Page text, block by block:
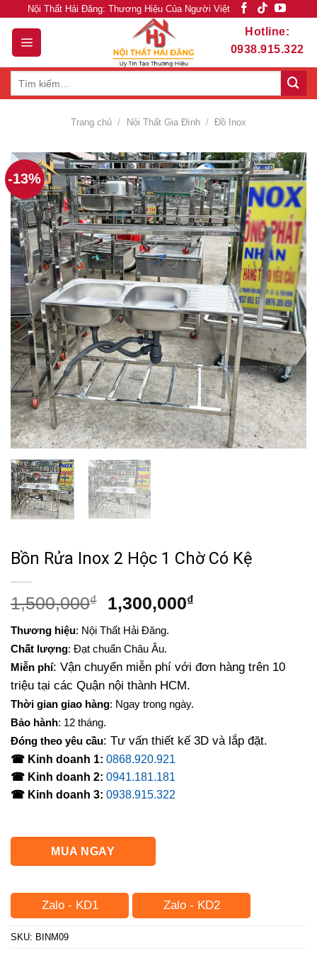
content
Nội Thất Hải Đăng: Thương Hiệu Của Người Việt
Hotline:
0938.915.322
Trang chủ / Nội Thất Gia Đình / Đồ Inox
-13%
Bồn Rửa Inox 2 Hộc 1 Chờ Có Kệ
1,500,000₫
Giá
là:
1,500,000₫.
1,300,000₫Giá
1,300,000₫.
Thương hiệu: Nội Thất Hải Đăng.
Chất lượng: Đạt chuẩn Châu Âu.
Miễn phí: Vận chuyển miễn phí với đơn hàng trên 10
triệu tại các Quận nội thành HCM.
Thời gian giao hàng: Ngay trong ngày.
Bảo hành: 12 tháng.
Đóng theo yêu cầu: Tư vấn thiết kế 3D và lắp đặt.
☎ Kinh doanh 1: 0868.920.921
☎ Kinh doanh 2: 0941.181.181
☎ Kinh doanh 3: 0938.915.322
MUA NGAY
Zalo - KD1 Zalo - KD2
SKU: BINM09